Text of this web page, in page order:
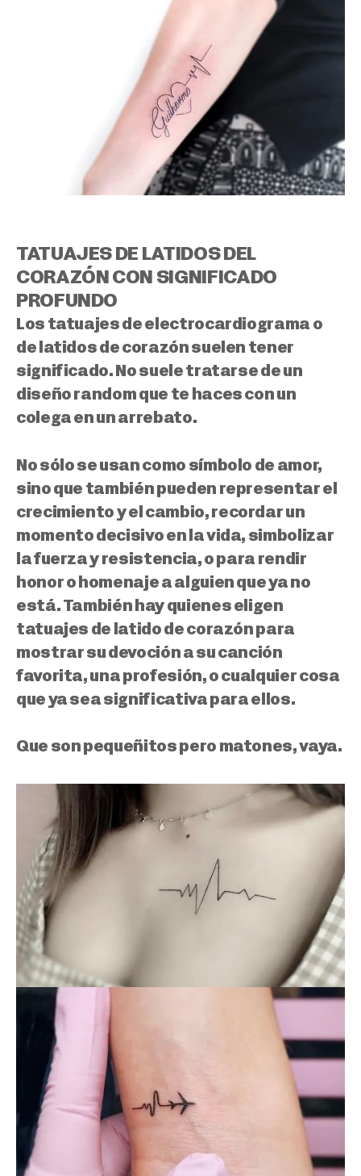
TATUAJES DE LATIDOS DEL
CORAZÓN CON SIGNIFICADO
PROFUNDO
Los tatuajes de electrocardiograma o
de latidos de corazón suelen tener
significado. No suele tratarse de un
diseño random que te haces con un
colega en un arrebato.
No sólo se usan como símbolo de amor,
sino que también pueden representar el
crecimiento y el cambio, recordar un
momento decisivo en la vida, simbolizar
la fuerza y resistencia, o para rendir
honor o homenaje a alguien que ya no
está. También hay quienes eligen
tatuajes de latido de corazón para
mostrar su devoción a su canción
favorita, una profesión, o cualquier cosa
que ya sea significativa para ellos.
Que son pequeñitos pero matones, vaya.